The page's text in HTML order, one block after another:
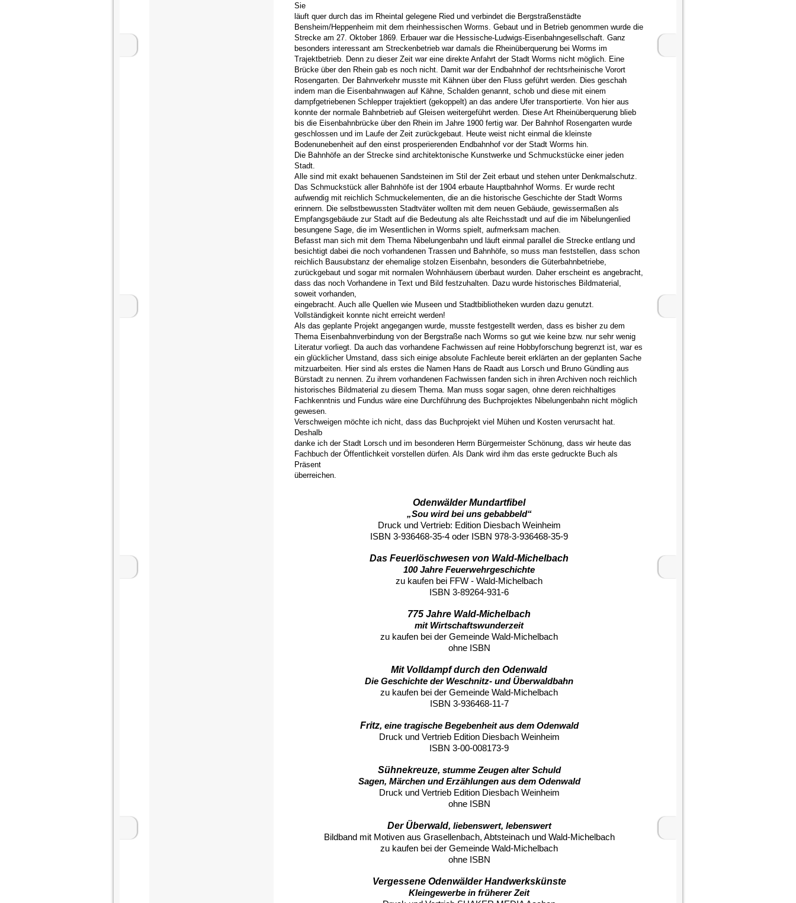
Sie
läuft quer durch das im Rheintal gelegene Ried und verbindet die Bergstraßenstädte
Bensheim/Heppenheim mit dem rheinhessischen Worms. Gebaut und in Betrieb genommen wurde die
Strecke am 27. Oktober 1869. Erbauer war die Hessische-Ludwigs-Eisenbahngesellschaft. Ganz
besonders interessant am Streckenbetrieb war damals die Rheinüberquerung bei Worms im
Trajektbetrieb. Denn zu dieser Zeit war eine direkte Anfahrt der Stadt Worms nicht möglich. Eine
Brücke über den Rhein gab es noch nicht. Damit war der Endbahnhof der rechtsrheinische Vorort
Rosengarten. Der Bahnverkehr musste mit Kähnen über den Fluss geführt werden. Dies geschah
indem man die Eisenbahnwagen auf Kähne, Schalden genannt, schob und diese mit einem
dampfgetriebenen Schlepper trajektiert (gekoppelt) an das andere Ufer transportierte. Von hier aus
konnte der normale Bahnbetrieb auf Gleisen weitergeführt werden. Diese Art Rheinüberquerung blieb
bis die Eisenbahnbrücke über den Rhein im Jahre 1900 fertig war. Der Bahnhof Rosengarten wurde
geschlossen und im Laufe der Zeit zurückgebaut. Heute weist nicht einmal die kleinste
Bodenunebenheit auf den einst prosperierenden Endbahnhof vor der Stadt Worms hin.
Die Bahnhöfe an der Strecke sind architektonische Kunstwerke und Schmuckstücke einer jeden
Stadt.
Alle sind mit exakt behauenen Sandsteinen im Stil der Zeit erbaut und stehen unter Denkmalschutz.
Das Schmuckstück aller Bahnhöfe ist der 1904 erbaute Hauptbahnhof Worms. Er wurde recht
aufwendig mit reichlich Schmuckelementen, die an die historische Geschichte der Stadt Worms
erinnern. Die selbstbewussten Stadtväter wollten mit dem neuen Gebäude, gewissermaßen als
Empfangsgebäude zur Stadt auf die Bedeutung als alte Reichsstadt und auf die im Nibelungenlied
besungene Sage, die im Wesentlichen in Worms spielt, aufmerksam machen.
Befasst man sich mit dem Thema Nibelungenbahn und läuft einmal parallel die Strecke entlang und
besichtigt dabei die noch vorhandenen Trassen und Bahnhöfe, so muss man feststellen, dass schon
reichlich Bausubstanz der ehemalige stolzen Eisenbahn, besonders die Güterbahnbetriebe,
zurückgebaut und sogar mit normalen Wohnhäusern überbaut wurden. Daher erscheint es angebracht,
dass das noch Vorhandene in Text und Bild festzuhalten. Dazu wurde historisches Bildmaterial,
soweit vorhanden,
eingebracht. Auch alle Quellen wie Museen und Stadtbibliotheken wurden dazu genutzt.
Vollständigkeit konnte nicht erreicht werden!
Als das geplante Projekt angegangen wurde, musste festgestellt werden, dass es bisher zu dem
Thema Eisenbahnverbindung von der Bergstraße nach Worms so gut wie keine bzw. nur sehr wenig
Literatur vorliegt. Da auch das vorhandene Fachwissen auf reine Hobbyforschung begrenzt ist, war es
ein glücklicher Umstand, dass sich einige absolute Fachleute bereit erklärten an der geplanten Sache
mitzuarbeiten. Hier sind als erstes die Namen Hans de Raadt aus Lorsch und Bruno Gündling aus
Bürstadt zu nennen. Zu ihrem vorhandenen Fachwissen fanden sich in ihren Archiven noch reichlich
historisches Bildmaterial zu diesem Thema. Man muss sogar sagen, ohne deren reichhaltiges
Fachkenntnis und Fundus wäre eine Durchführung des Buchprojektes Nibelungenbahn nicht möglich
gewesen.
Verschweigen möchte ich nicht, dass das Buchprojekt viel Mühen und Kosten verursacht hat.
Deshalb
danke ich der Stadt Lorsch und im besonderen Herrn Bürgermeister Schönung, dass wir heute das
Fachbuch der Öffentlichkeit vorstellen dürfen. Als Dank wird ihm das erste gedruckte Buch als
Präsent
überreichen.
Odenwälder Mundartfibel
„Sou wird bei uns gebabbeld“
Druck und Vertrieb: Edition Diesbach Weinheim
ISBN 3-936468-35-4 oder ISBN 978-3-936468-35-9
Das Feuerlöschwesen von Wald-Michelbach
100 Jahre Feuerwehrgeschichte
zu kaufen bei FFW - Wald-Michelbach
ISBN 3-89264-931-6
775 Jahre Wald-Michelbach
mit Wirtschaftswunderzeit
zu kaufen bei der Gemeinde Wald-Michelbach
ohne ISBN
Mit Volldampf durch den Odenwald
Die Geschichte der Weschnitz- und Überwaldbahn
zu kaufen bei der Gemeinde Wald-Michelbach
ISBN 3-936468-11-7
Fritz, eine tragische Begebenheit aus dem Odenwald
Druck und Vertrieb Edition Diesbach Weinheim
ISBN 3-00-008173-9
Sühnekreuze, stumme Zeugen alter Schuld
Sagen, Märchen und Erzählungen aus dem Odenwald
Druck und Vertrieb Edition Diesbach Weinheim
ohne ISBN
Der Überwald, liebenswert, lebenswert
Bildband mit Motiven aus Grasellenbach, Abtsteinach und Wald-Michelbach
zu kaufen bei der Gemeinde Wald-Michelbach
ohne ISBN
Vergessene Odenwälder Handwerkskünste
Kleingewerbe in früherer Zeit